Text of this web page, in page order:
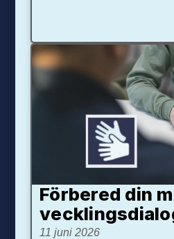
Förbered din
11 juni 2026